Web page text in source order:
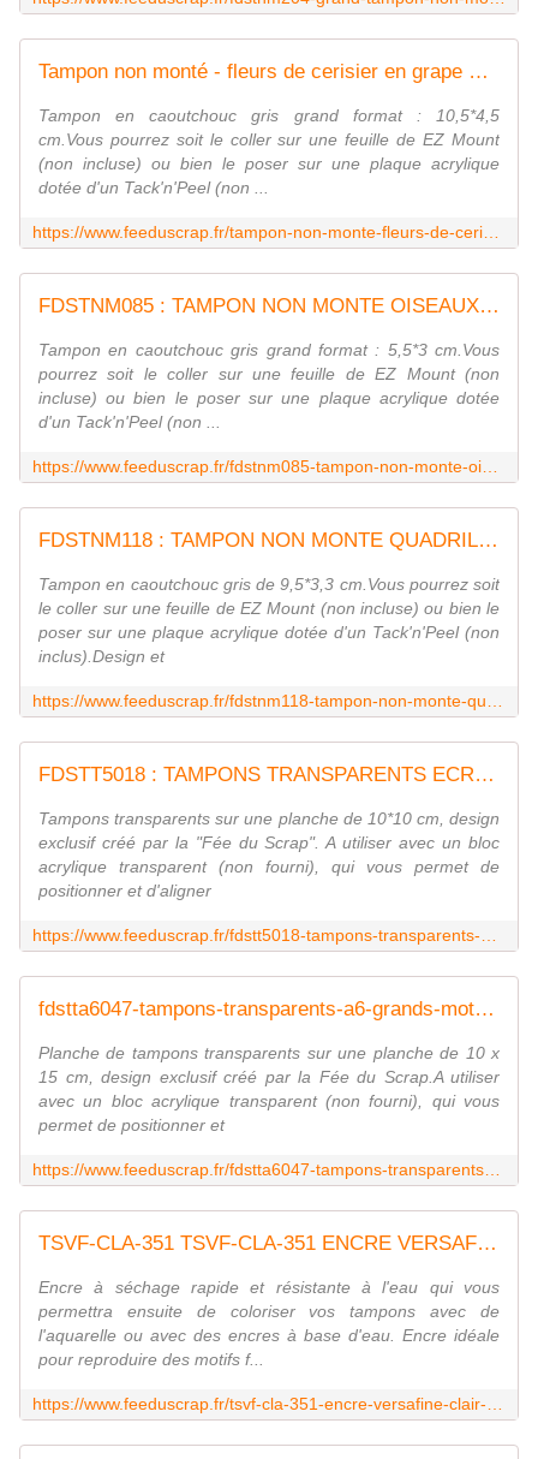
Tampon non monté - fleurs de cerisier en grape Fée du scrap
Tampon en caoutchouc gris grand format : 10,5*4,5
cm.Vous pourrez soit le coller sur une feuille de EZ Mount
(non incluse) ou bien le poser sur une plaque acrylique
dotée d'un Tack'n'Peel (non ...
FDSTNM085 : TAMPON NON MONTE OISEAUX Fée du scrap
Tampon en caoutchouc gris grand format : 5,5*3 cm.Vous
pourrez soit le coller sur une feuille de EZ Mount (non
incluse) ou bien le poser sur une plaque acrylique dotée
d'un Tack'n'Peel (non ...
FDSTNM118 : TAMPON NON MONTE QUADRILLAGE Fée du scrap
Tampon en caoutchouc gris de 9,5*3,3 cm.Vous pourrez soit
le coller sur une feuille de EZ Mount (non incluse) ou bien le
poser sur une plaque acrylique dotée d'un Tack'n'Peel (non
inclus).Design et
FDSTT5018 : TAMPONS TRANSPARENTS ECRITURE FEE DU SCRAP
Tampons transparents sur une planche de 10*10 cm, design
exclusif créé par la "Fée du Scrap". A utiliser avec un bloc
acrylique transparent (non fourni), qui vous permet de
positionner et d'aligner
fdstta6047-tampons-transparents-a6-grands-mots-anglais FEE DU SCRAP
Planche de tampons transparents sur une planche de 10 x
15 cm, design exclusif créé par la Fée du Scrap.A utiliser
avec un bloc acrylique transparent (non fourni), qui vous
permet de positionner et
TSVF-CLA-351 TSVF-CLA-351 ENCRE VERSAFINE CLAIR - Nocturne FEE DU SCRAP
Encre à séchage rapide et résistante à l'eau qui vous
permettra ensuite de coloriser vos tampons avec de
l'aquarelle ou avec des encres à base d'eau. Encre idéale
pour reproduire des motifs f...